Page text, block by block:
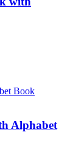
Alphabet